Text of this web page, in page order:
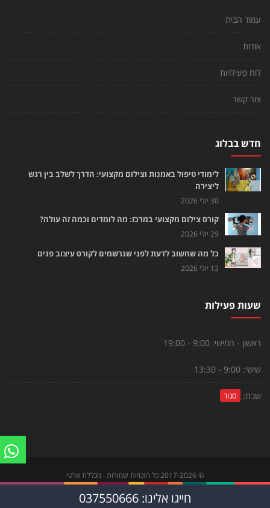
עמוד הבית
אודות
לוח פעילויות
צור קשר
חדש בבלוג
לימודי טיפול באמנות וצילום מקצועי: הדרך לשלב בין רגש
ליצירה
30 יולי 2026
קורס צילום מקצועי במרכז: מה לומדים וכמה זה עולה?
29 יולי 2026
כל מה שחשוב לדעת לפני שנרשמים לקורס עיצוב פנים
13 יולי 2026
שעות פעילות
ראשון - חמישי: 9:00 - 19:00
שישי: 9:00 - 13:30
שבת: סגור
©
2017-2026כל הזכויות שמורות . מכללת ארטי
צור קשר
| הקורסים שלנו | לוח פעילויות חייגו אלינו: 037550666